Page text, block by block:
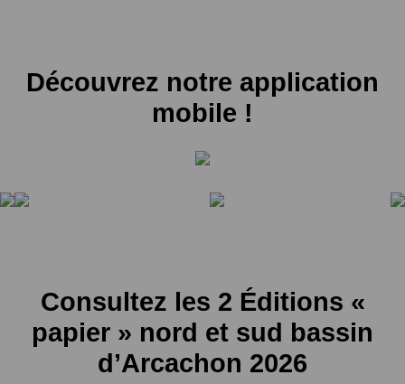
Découvrez notre application
mobile !
Consultez les 2 Éditions «
papier » nord et sud bassin
d’Arcachon 2026